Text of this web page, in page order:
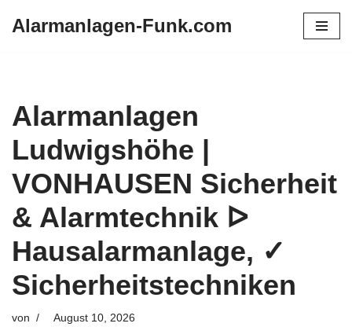
Alarmanlagen-Funk.com
Alarmanlagen
Ludwigshöhe |
VONHAUSEN Sicherheit
& Alarmtechnik ᐅ
Hausalarmanlage, ✓
Sicherheitstechniken
von August 10, 2026